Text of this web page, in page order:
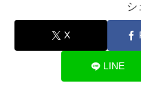
シ
X
LINE